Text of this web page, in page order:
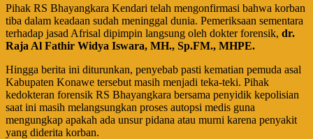
​Pihak RS Bhayangkara Kendari telah mengonfirmasi bahwa korban
tiba dalam keadaan sudah meninggal dunia. Pemeriksaan sementara
terhadap jasad Afrisal dipimpin langsung oleh dokter forensik, dr.
Raja Al Fathir Widya Iswara, MH., Sp.FM., MHPE.
​Hingga berita ini diturunkan, penyebab pasti kematian pemuda asal
Kabupaten Konawe tersebut masih menjadi teka-teki. Pihak
kedokteran forensik RS Bhayangkara bersama penyidik kepolisian
saat ini masih melangsungkan proses autopsi medis guna
mengungkap apakah ada unsur pidana atau murni karena penyakit
yang diderita korban.